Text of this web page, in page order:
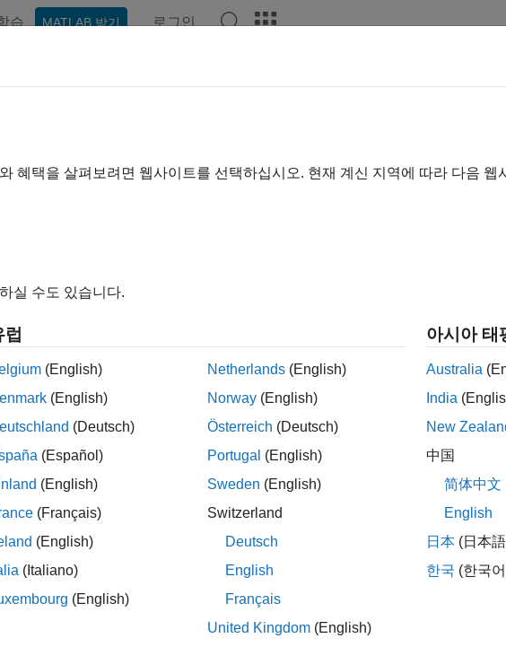
습 MATLAB 받기 로그인
Toolbox 릴리스 정보
트 | 수정된 버그 expand all in page
to 비호환성
터: Audio Toolbox 릴리스 정보
이 페이지가 얼마나 도움이 되었습니까?
혜택을 살펴보려면 웹사이트를 선택하십시오. 현재 계신 지역에 따라 다음 웹
실 수도 있습니다.
럽
(English)
(English)
(Deutsch)
(Español)
(English)
(Français)
(English)
(Italiano)
(English)
Netherlands (English)
Norway (English)
Österreich (Deutsch)
Portugal (English)
Sweden (English)
Switzerland
Deutsch
English
Français
United Kingdom (English)
아시아 태
Australia
India
New
中国
简体中文
English
日本 (日本
한국 (한국